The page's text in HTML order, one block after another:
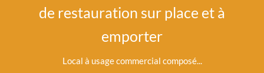
de restauration sur place et à
emporter
Local à usage commercial composé...